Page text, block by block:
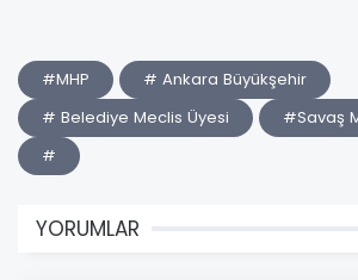
#MHP
# Ankara Büyükşehir
# Belediye Meclis Üyesi
#Savaş
#
YORUMLAR